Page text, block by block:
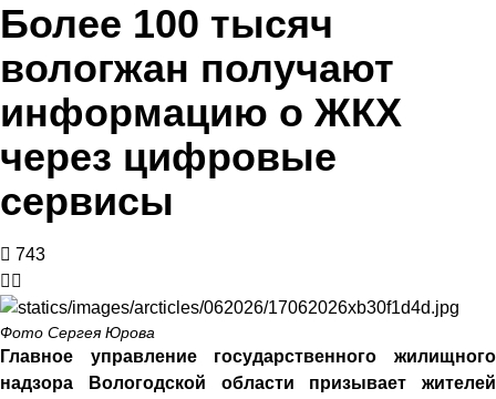
Более 100 тысяч
вологжан получают
информацию о ЖКХ
через цифровые
сервисы
743
Фото Сергея Юрова
Главное управление государственного жилищного
надзора Вологодской области призывает жителей